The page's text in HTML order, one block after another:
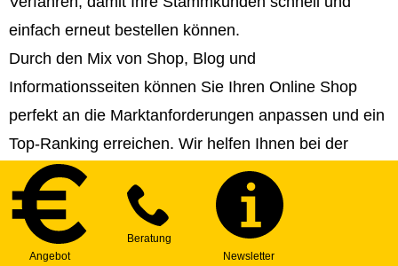
einfach erneut bestellen können.
Durch den Mix von Shop, Blog und
Informationsseiten können Sie Ihren Online Shop
perfekt an die Marktanforderungen anpassen und ein
Top-Ranking erreichen. Wir helfen Ihnen bei der
Strategie- und Contenterstellung!
Sie können Ihren Online Shop in beliebig viele
Sprachen veröffentlichen und somit internationale
Märkte erschließen.